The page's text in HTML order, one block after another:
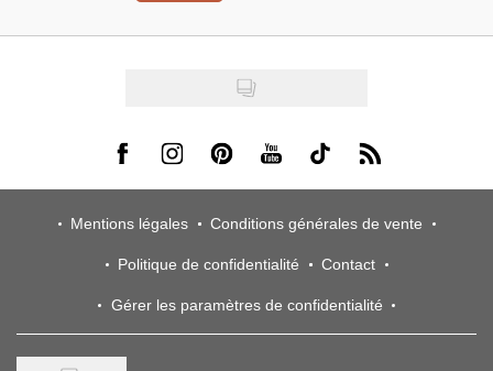
Visit us on Facebook
Visit us on Instagram
Visit us on Pinterest
Visit us on Youtube
Visit us on Tiktok
Visit us on Rss
Mentions légales Conditions générales de vente
Politique de confidentialité Contact
Gérer les paramètres de confidentialité